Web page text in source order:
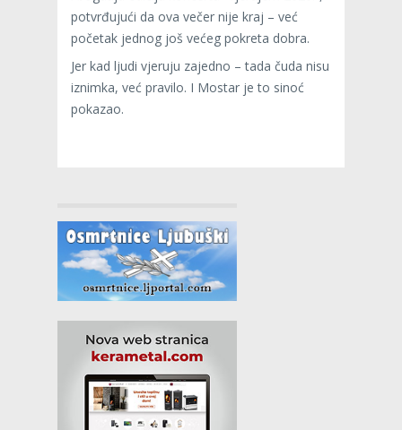
potvrđujući da ova večer nije kraj – već
početak jednog još većeg pokreta dobra.
Jer kad ljudi vjeruju zajedno – tada čuda nisu
iznimka, već pravilo. I Mostar je to sinoć
pokazao.